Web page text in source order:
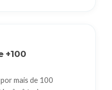
+100
mais de 100